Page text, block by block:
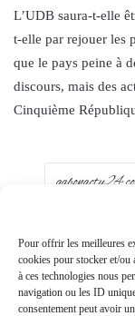
Pour offrir les meilleures
cookies pour stocker et/ou
à ces technologies nous
navigation ou les ID
consentement peut avoir
L’UDB saura-t-elle
t-elle par rejouer les
que le pays peine à
discours, mais des
Cinquième
Print